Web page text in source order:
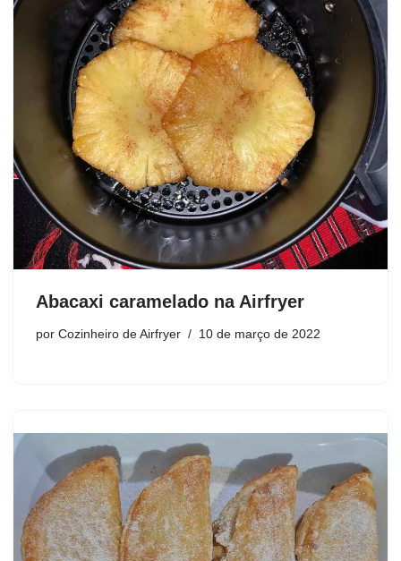
Abacaxi caramelado na Airfryer
por Cozinheiro de Airfryer 10 de março de 2022